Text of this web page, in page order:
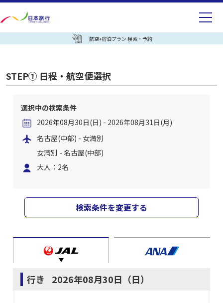
航空+宿泊プラン 検索・予約
STEP① 日程・航空便選択
選択中の検索条件
2026年08月30日(日) - 2026年08月31日(月)
名古屋(中部) - 女満別
女満別 - 名古屋(中部)
大人：2名
検索条件を変更する
行き 2026年08月30日（日）